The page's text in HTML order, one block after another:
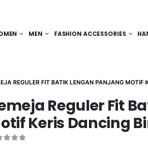
MEN FASHION ACCESSORIES
REGULER FIT BATIK LENGAN PANJANG MOTIF
Reguler Fit
Keris Dancing